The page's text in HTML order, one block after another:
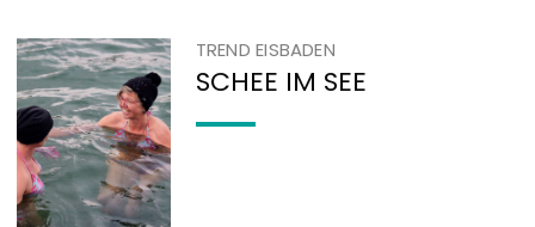
TREND EISBADEN
SCHEE IM SEE